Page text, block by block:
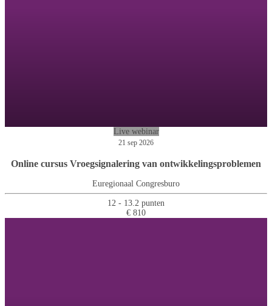
Live webinar
21 sep 2026
Online cursus Vroegsignalering van ontwikkelingsproblemen
Euregionaal Congresburo
12 - 13.2 punten
€ 810